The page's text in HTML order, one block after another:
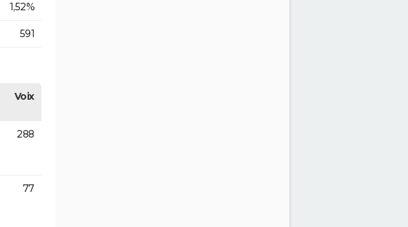
1,52%
591
Voix
288
77